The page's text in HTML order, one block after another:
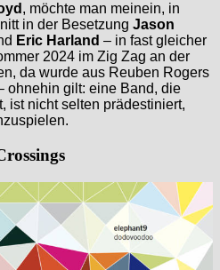
, möchte man meinein, in
in der Besetzung Jason
Eric Harland – in fast gleicher
2024 im Zig Zag an der
da wurde aus Reuben Rogers
ohnehin gilt: eine Band, die
ist nicht selten prädestiniert,